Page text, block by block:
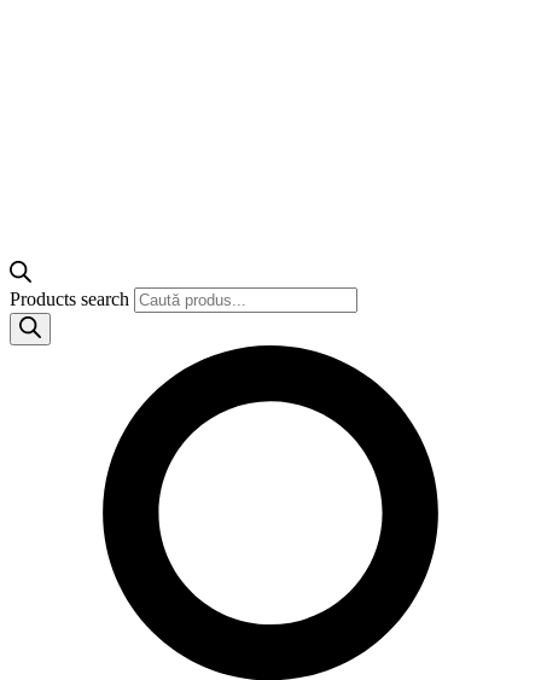
Products search